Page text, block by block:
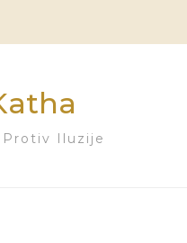
Protiv Iluzije